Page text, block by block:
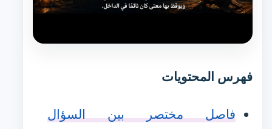
فهرس المحتويات
فاصل مختصر بين السؤال